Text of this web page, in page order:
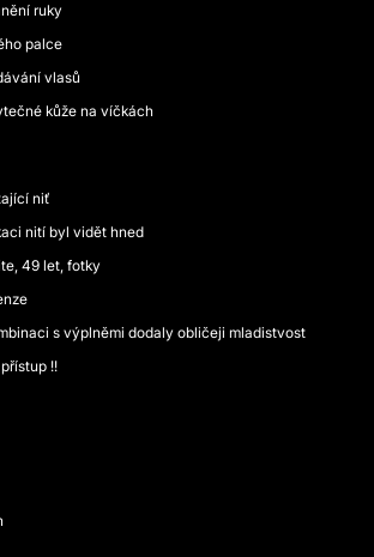
ruky
palce
vlasů
kůže na víčkách
niť
nití byl vidět hned
49 let, fotky
s výplněmi dodaly obličeji mladistvost
!!